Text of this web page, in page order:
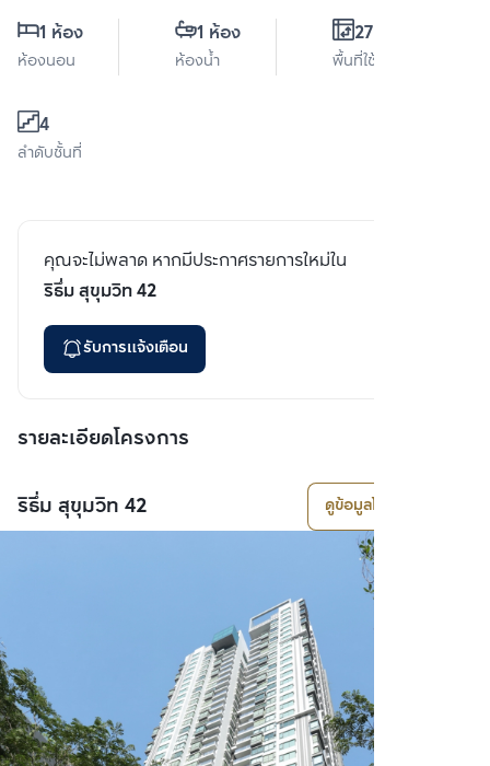
1 ห้อง
ห้องนอน
1 ห้อง
ห้องน้ำ
27.3 ตร.ม.
พื้นที่ใช้สอย
4
ลำดับชั้นที่
คุณจะไม่พลาด หากมีประกาศรายการใหม่ใน
ริธึ่ม สุขุมวิท 42
รับการแจ้งเตือน
รายละเอียดโครงการ
ริธึ่ม สุขุมวิท 42 ดูข้อมูลโครงการ